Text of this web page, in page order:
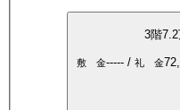
3階7.2
敷 金-----/ 礼 金